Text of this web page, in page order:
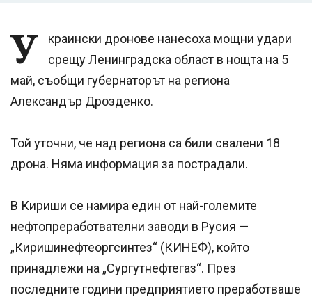
У
краински дронове нанесоха мощни удари
срещу Ленинградска област в нощта на 5
май, съобщи губернаторът на региона
Александър Дрозденко.
Той уточни, че над региона са били свалени 18
дрона. Няма информация за пострадали.
В Кириши се намира един от най-големите
нефтопреработвателни заводи в Русия —
„Киришинефтеоргсинтез“ (КИНЕФ), който
принадлежи на „Сургутнефтегаз“. През
последните години предприятието преработваше